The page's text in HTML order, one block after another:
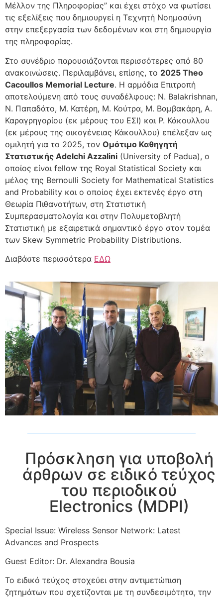
Μέλλον της Πληροφορίας” και έχει στόχο να φωτίσει
τις εξελίξεις που δημιουργεί η Τεχνητή Νοημοσύνη
στην επεξεργασία των δεδομένων και στη δημιουργία
της πληροφορίας.
Στο συνέδριο παρουσιάζονται περισσότερες από 80
ανακοινώσεις. Περιλαμβάνει, επίσης, το 2025 Theo
Cacoullos Memorial Lecture. H αρμόδια Επιτροπή
αποτελούμενη από τους συναδέλφους: N. Balakrishnan,
Ν. Παπαδάτο, Μ. Κατέρη, Μ. Κούτρα, Μ. Βαμβακάρη, Α.
Καραγρηγορίου (εκ μέρους του ΕΣΙ) και Ρ. Κάκουλλου
(εκ μέρους της οικογένειας Κάκουλλου) επέλεξαν ως
ομιλητή για το 2025, τον Ομότιμο Καθηγητή
Στατιστικής Adelchi Azzalini (University of Padua), ο
οποίος είναι fellow της Royal Statistical Society και
μέλος της Bernoulli Society for Mathematical Statistics
and Probability και ο οποίος έχει εκτενές έργο στη
Θεωρία Πιθανοτήτων, στη Στατιστική
Συμπερασματολογία και στην Πολυμεταβλητή
Στατιστική με εξαιρετικά σημαντικό έργο στον τομέα
των Skew Symmetric Probability Distributions.
Διαβάστε περισσότερα ΕΔΩ
Πρόσκληση για υποβολή
άρθρων σε ειδικό τεύχος
του περιοδικού
Electronics (MDPI)
Special Issue: Wireless Sensor Network: Latest
Advances and Prospects
Guest Editor: Dr. Alexandra Bousia
Το ειδικό τεύχος στοχεύει στην αντιμετώπιση
ζητημάτων που σχετίζονται με τη συνδεσιμότητα, την